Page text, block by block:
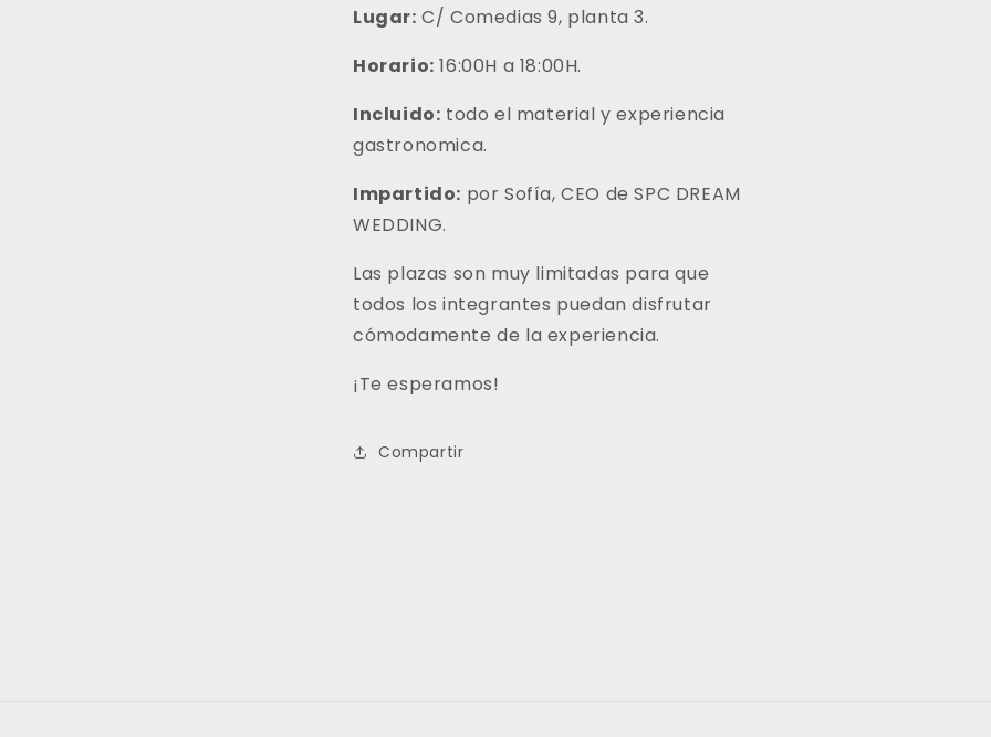
Lugar: C/ Comedias 9, planta 3.
Horario: 16:00H a 18:00H.
Incluido: todo el material y experiencia
gastronomica.
Impartido: por Sofía, CEO de SPC DREAM
WEDDING.
Las plazas son muy limitadas para que
todos los integrantes puedan disfrutar
cómodamente de la experiencia.
¡Te esperamos!
Compartir